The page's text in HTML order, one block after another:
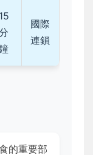
15
國際
連鎖
的重要部